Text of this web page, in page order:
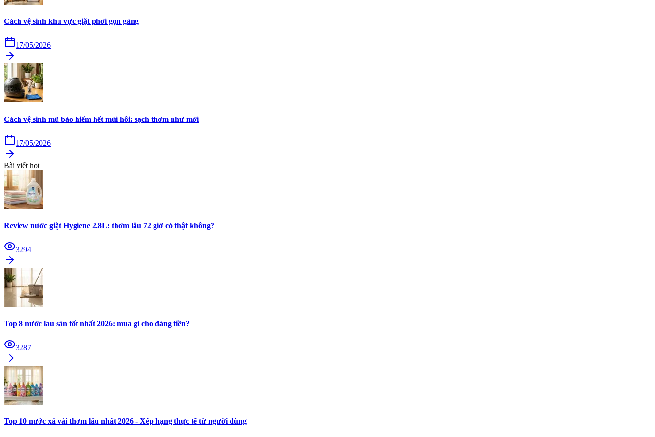
Cách vệ sinh khu vực giặt phơi gọn gàng
17/05/2026
Cách vệ sinh mũ bảo hiểm hết mùi hôi: sạch thơm như mới
17/05/2026
Bài viết hot
Review nước giặt Hygiene 2.8L: thơm lâu 72 giờ có thật không?
3294
Top 8 nước lau sàn tốt nhất 2026: mua gì cho đáng tiền?
3287
Top 10 nước xả vải thơm lâu nhất 2026 - Xếp hạng thực tế từ người dùng